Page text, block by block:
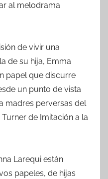
al melodrama
de vivir una
de su hija, Emma
papel que discurre
un punto de vista
madres perversas del
de Imitación a la
Larequi están
papeles, de hijas